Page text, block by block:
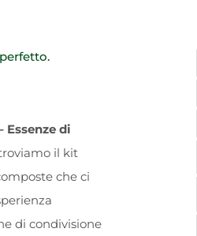
perfetto.
Essenze di
il kit
che ci
di condivisione